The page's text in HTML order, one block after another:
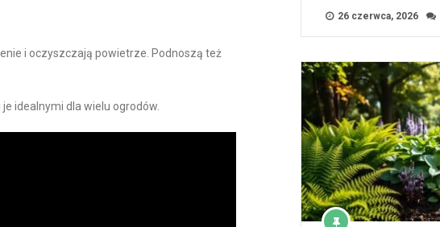
i oczyszczają powietrze. Podnoszą też
idealnymi dla wielu ogrodów.
26 czerwca, 2026